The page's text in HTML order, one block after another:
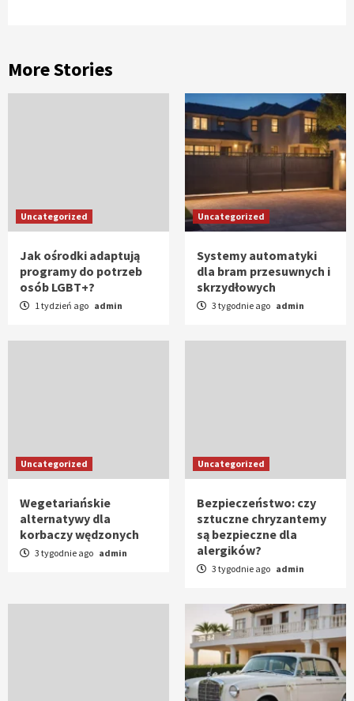
More Stories
Uncategorized
Jak ośrodki adaptują
programy do potrzeb
osób LGBT+?
1 tydzień ago admin
Uncategorized
Systemy automatyki
dla bram przesuwnych i
skrzydłowych
3 tygodnie ago admin
Uncategorized
Wegetariańskie
alternatywy dla
korbaczy wędzonych
3 tygodnie ago admin
Uncategorized
Bezpieczeństwo: czy
sztuczne chryzantemy
są bezpieczne dla
alergików?
3 tygodnie ago admin